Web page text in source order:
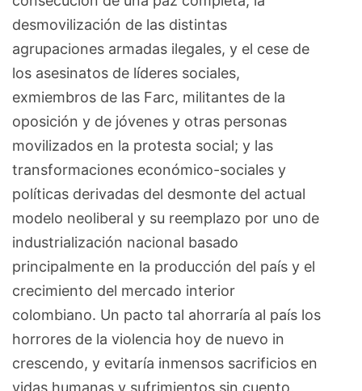
desmovilización de las distintas
agrupaciones armadas ilegales, y el cese de
los asesinatos de líderes sociales,
exmiembros de las Farc, militantes de la
oposición y de jóvenes y otras personas
movilizados en la protesta social; y las
transformaciones económico-sociales y
políticas derivadas del desmonte del actual
modelo neoliberal y su reemplazo por uno de
industrialización nacional basado
principalmente en la producción del país y el
crecimiento del mercado interior
colombiano. Un pacto tal ahorraría al país los
horrores de la violencia hoy de nuevo in
crescendo, y evitaría inmensos sacrificios en
vidas humanas y sufrimientos sin cuento,